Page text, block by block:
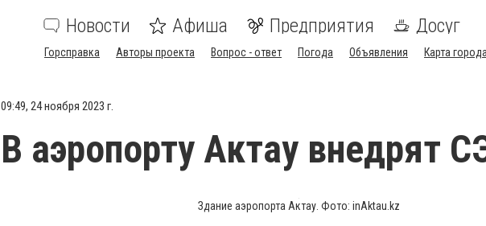
Новости Афиша Предприятия Досуг
Горсправка Авторы проекта Вопрос - ответ Погода Объявления Карта города
09:49, 24 ноября 2023 г.
В аэропорту Актау внедрят
Здание аэропорта Актау. Фото: inAktau.kz